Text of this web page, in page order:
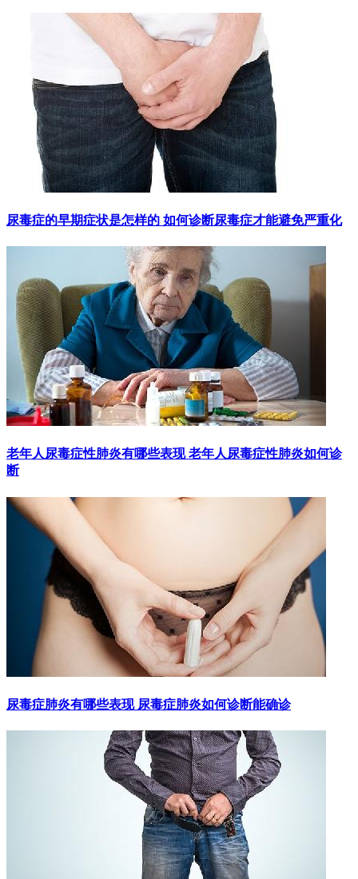
尿毒症的早期症状是怎样的 如何诊断尿毒症才能避免严重化
老年人尿毒症性肺炎有哪些表现 老年人尿毒症性肺炎如何诊
断
尿毒症肺炎有哪些表现 尿毒症肺炎如何诊断能确诊